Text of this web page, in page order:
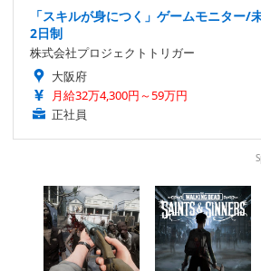
「スキルが身につく」ゲームモニター/
2日制
株式会社プロジェクトトリガー
大阪府
月給32万4,300円～59万円
正社員